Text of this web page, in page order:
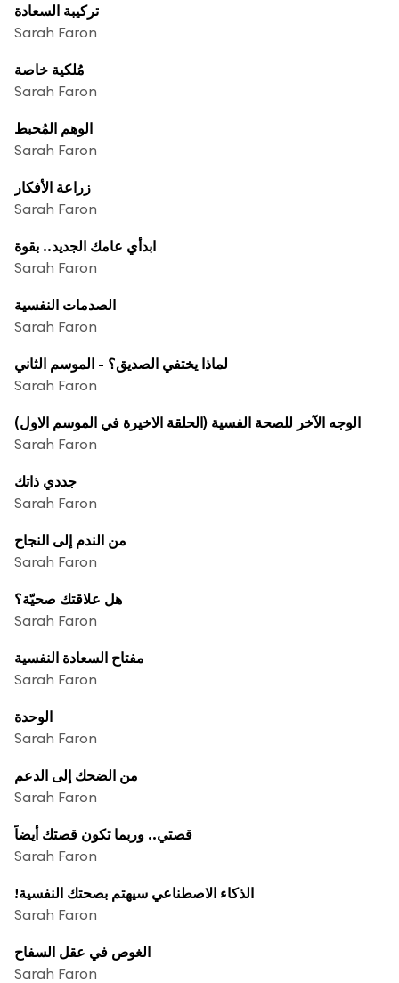
تركيبة السعادة
Sarah Faron
مُلكية خاصة
Sarah Faron
الوهم المُحبط
Sarah Faron
زراعة الأفكار
Sarah Faron
ابدأي عامك الجديد.. بقوة
Sarah Faron
الصدمات النفسية
Sarah Faron
لماذا يختفي الصديق؟ - الموسم الثاني
Sarah Faron
الوجه الآخر للصحة الفسية (الحلقة الاخيرة في الموسم الاول)
Sarah Faron
جددي ذاتك
Sarah Faron
من الندم إلى النجاح
Sarah Faron
هل علاقتك صحيّة؟
Sarah Faron
مفتاح السعادة النفسية
Sarah Faron
الوحدة
Sarah Faron
من الضحك إلى الدعم
Sarah Faron
قصتي.. وربما تكون قصتك أيضاً
Sarah Faron
!الذكاء الاصطناعي سيهتم بصحتك النفسية
Sarah Faron
الغوص في عقل السفاح
Sarah Faron